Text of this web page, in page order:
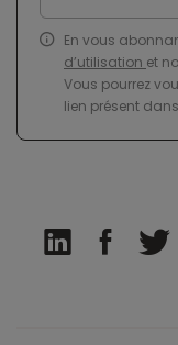
En vous
d’utilisation et
Vous pourrez
lien présent